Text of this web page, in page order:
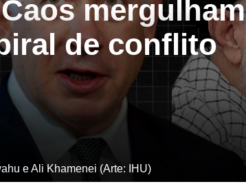
mergulham
de conflito
e Ali Khamenei (Arte: IHU)